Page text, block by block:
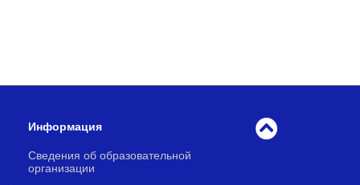
Информация
Сведения об образовательной
организации